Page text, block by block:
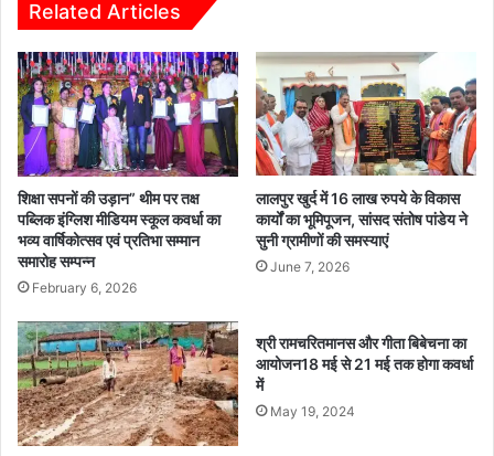
Related Articles
शिक्षा सपनों की उड़ान” थीम पर तक्ष
पब्लिक इंग्लिश मीडियम स्कूल कवर्धा का
भव्य वार्षिकोत्सव एवं प्रतिभा सम्मान
समारोह सम्पन्न
February 6, 2026
लालपुर खुर्द में 16 लाख रुपये के विकास
कार्यों का भूमिपूजन, सांसद संतोष पांडेय ने
सुनी ग्रामीणों की समस्याएं
June 7, 2026
श्री रामचरितमानस और गीता बिबेचना का
आयोजन18 मई से 21 मई तक होगा कवर्धा
में
May 19, 2024